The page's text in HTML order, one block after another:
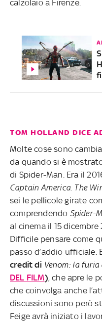
calzolaio a Firenze.
TOM HOLLAND DICE
Molte cose sono
da quando si è
di Spider-Man. Era il
Captain America. The
sei le pellicole girate
comprendendo Spider-
al cinema il 15 dicembre
Difficile pensare come
passo d’addio ufficiale.
credit di Venom: la furia
DEL FILM), che apre le
che coinvolga anche
discussioni sono però
Feige avrà iniziato i